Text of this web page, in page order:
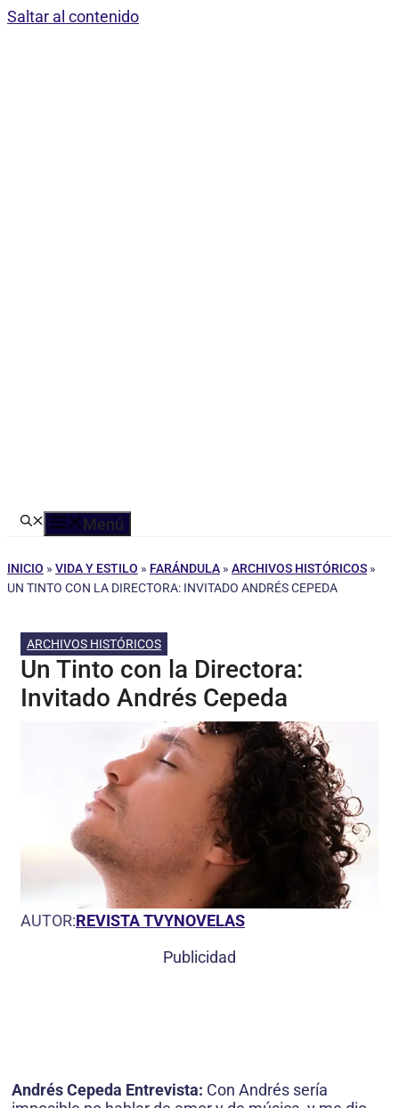
Saltar al contenido
Menú
INICIO » VIDA Y ESTILO » FARÁNDULA » ARCHIVOS HISTÓRICOS »
UN TINTO CON LA DIRECTORA: INVITADO ANDRÉS CEPEDA
ARCHIVOS HISTÓRICOS
Un Tinto con la Directora:
Invitado Andrés Cepeda
AUTOR:REVISTA TVYNOVELAS
Publicidad
Andrés Cepeda Entrevista: Con Andrés sería